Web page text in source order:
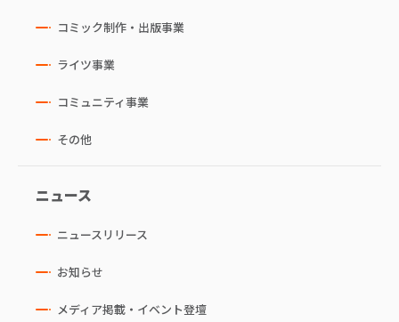
コミック制作・出版事業
ライツ事業
コミュニティ事業
その他
ニュース
ニュースリリース
お知らせ
メディア掲載・イベント登壇